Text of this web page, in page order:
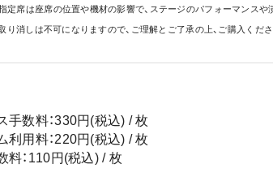
定席は座席の位置や機材の影響で、ステージのパフォーマンス
り消しは不可になりますので、ご理解とご了承の上、ご購入くださ
手数料：330円(税込) / 枚
利用料：220円(税込) / 枚
料：110円(税込) / 枚